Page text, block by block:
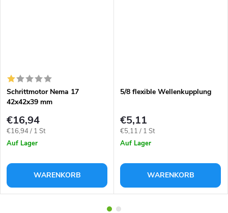
Schrittmotor Nema 17
42x42x39 mm
€16,94
Verkaufspreis:
€16,94 / 1 St
Auf Lager
WARENKORB
5/8 flexible Wellenkupplung
€5,11
Verkaufspreis:
€5,11 / 1 St
Auf Lager
WARENKORB